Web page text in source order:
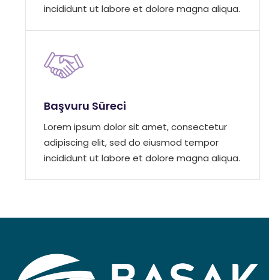
incididunt ut labore et dolore magna aliqua.
Başvuru Süreci
Lorem ipsum dolor sit amet, consectetur
adipiscing elit, sed do eiusmod tempor
incididunt ut labore et dolore magna aliqua.